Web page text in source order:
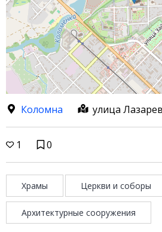
Коломна улица
1 0
Храмы Церкви и соборы
Архитектурные сооружения